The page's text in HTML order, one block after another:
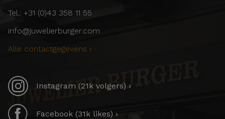
Tel.: +31 (0)43 358 11 55
info@juwelierburger.com
Alle contactgegevens ›
Instagram (21k volgers) ›
Facebook (31k likes) ›